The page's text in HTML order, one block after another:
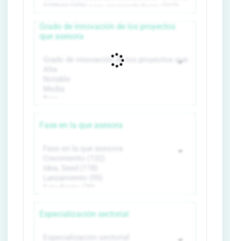
Grado de innovación de los proyectos
que asesora
Fase en la que asesora
Especialización sectorial